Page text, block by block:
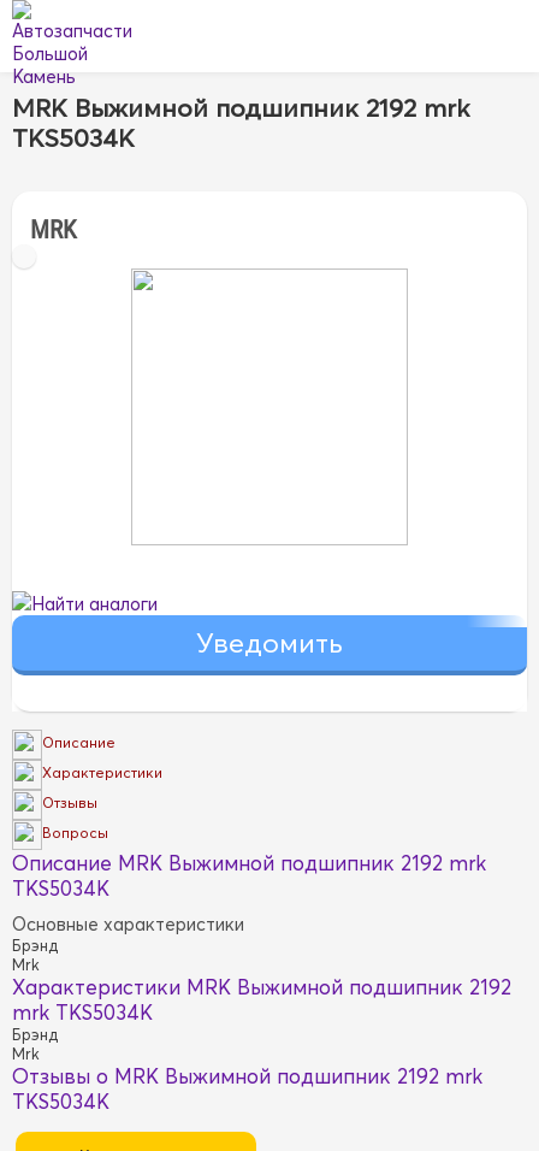
MRK Выжимной подшипник 2192 mrk
TKS5034K
MRK
Найти аналоги
Описание
Характеристики
Отзывы
Вопросы
Описание MRK Выжимной подшипник 2192 mrk
TKS5034K
Основные характеристики
Брэнд
Mrk
Характеристики MRK Выжимной подшипник 2192
mrk TKS5034K
Брэнд
Mrk
Отзывы о MRK Выжимной подшипник 2192 mrk
TKS5034K